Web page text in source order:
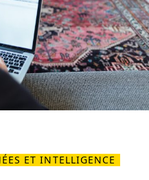
ET INTELLIGENCE